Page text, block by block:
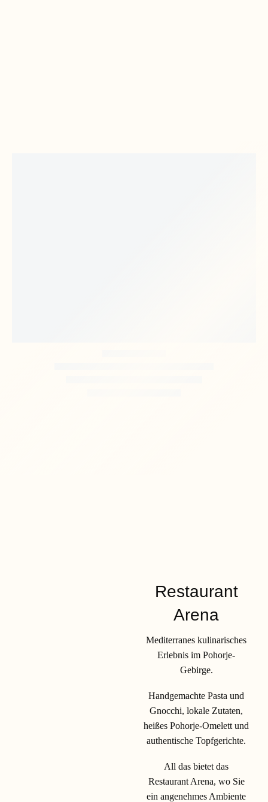
Restaurant
Arena
Mediterranes kulinarisches
Erlebnis im Pohorje-
Gebirge.
Handgemachte Pasta und
Gnocchi, lokale Zutaten,
heißes Pohorje-Omelett und
authentische Topfgerichte.
All das bietet das
Restaurant Arena, wo Sie
ein angenehmes Ambiente